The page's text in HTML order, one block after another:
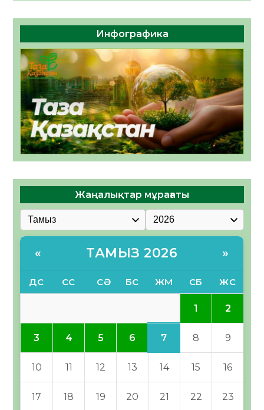
Инфографика
Жаңалықтар мұрағаты
« ТАМЫЗ 2026 »
ДС СС СӘ БС ЖМ СБ ЖС
1 2
3 4 5 6 7 8 9
10 11 12 13 14 15 16
17 18 19 20 21 22 23